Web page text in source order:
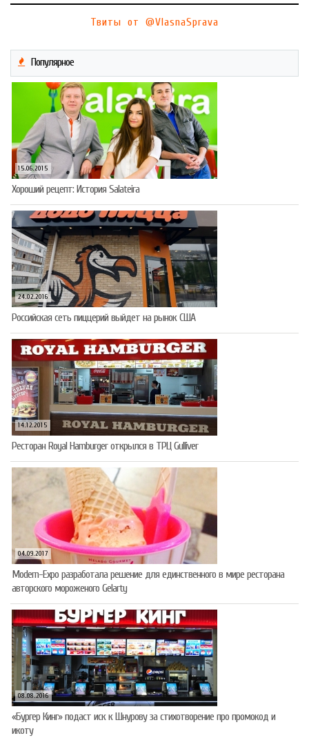
Твиты от @VlasnaSprava
Популярное
15.06.2015
Хороший рецепт: История Salateira
24.02.2016
Российская сеть пиццерий выйдет на рынок США
14.12.2015
Ресторан Royal Hamburger открылся в ТРЦ Gulliver
04.09.2017
Modern-Expo разработала решение для единственного в мире ресторана
авторского мороженого Gelarty
08.08.2016
«Бургер Кинг» подаст иск к Шнурову за стихотворение про промокод и
икоту